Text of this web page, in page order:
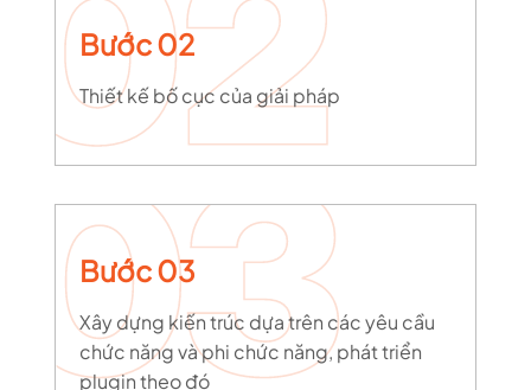
Bước 02
Thiết kế bố cục của giải pháp
Bước 03
Xây dựng kiến trúc dựa trên các yêu cầu
chức năng và phi chức năng, phát triển
plugin theo đó